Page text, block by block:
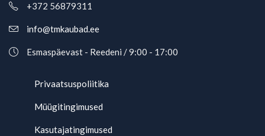
+372 56879311
info@tmkaubad.ee
Esmaspäevast - Reedeni / 9:00 - 17:00
Privaatsuspoliitika
Müügitingimused
Kasutajatingimused